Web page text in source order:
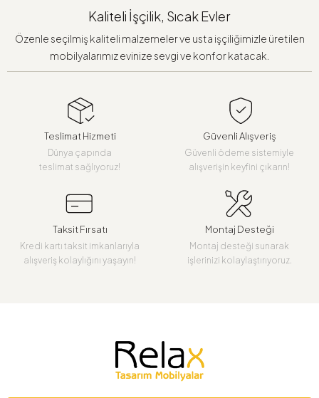
Kaliteli İşçilik, Sıcak Evler
Özenle seçilmiş kaliteli malzemeler ve usta işçiliğimizle üretilen
mobilyalarımız evinize sevgi ve konfor katacak.
Teslimat Hizmeti
Dünya çapında
teslimat sağlıyoruz!
Güvenli Alışveriş
Güvenli ödeme sistemiyle
alışverişin keyfini çıkarın!
Taksit Fırsatı
Kredi kartı taksit imkanlarıyla
alışveriş kolaylığını yaşayın!
Montaj Desteği
Montaj desteği sunarak
işlerinizi kolaylaştırıyoruz.